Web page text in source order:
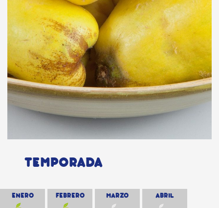
TEMPORADA
ENERO FEBRERO MARZO ABRIL